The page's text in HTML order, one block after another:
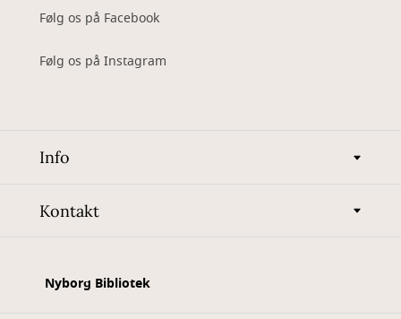
Følg os på Facebook
Følg os på Instagram
Info
Kontakt
Nyborg Bibliotek